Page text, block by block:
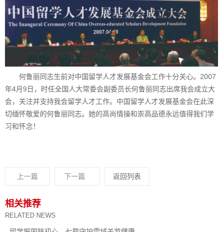
何鲁丽同志生前对中国留学人才发展基金会工作十分关心。2007
年4月9日，时任全国人大常委会副委员长何鲁丽同志出席我会成立大
会，关注并支持我会留学人才工作。中国留学人才发展基金会在此深
切缅怀敬爱的何鲁丽同志。她的高尚情操和崇高品德永远值得我们学
习和怀念！
上一篇 下一篇 返回列表
相关推荐
RELATED NEWS